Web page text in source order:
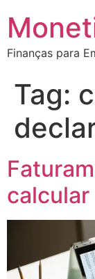
Finanças para
Tag:
calcular